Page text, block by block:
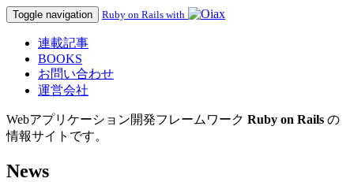
Toggle navigation Ruby on Rails with
連載記事
BOOKS
お問い合わせ
運営会社
Webアプリケーション開発フレームワーク Ruby on Rails の
情報サイトです。
News